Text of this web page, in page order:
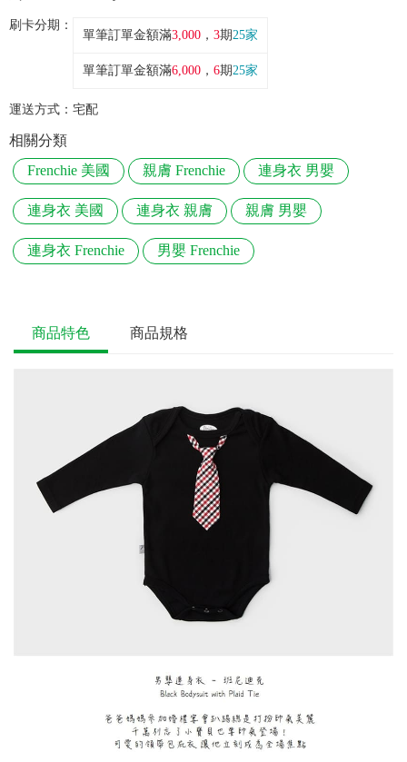
刷卡分期：
單筆訂單金額滿3,000 ， 3期25家
單筆訂單金額滿6,000 ， 6期25家
運送方式： 宅配
相關分類
Frenchie 美國
親膚 Frenchie 連身衣 男嬰
連身衣 美國 連身衣 親膚 親膚 男嬰
連身衣 Frenchie 男嬰 Frenchie
商品特色 商品規格